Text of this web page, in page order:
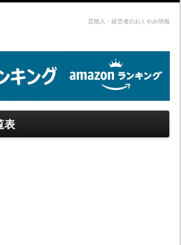
芸能人・経営者のおくやみ情報
表